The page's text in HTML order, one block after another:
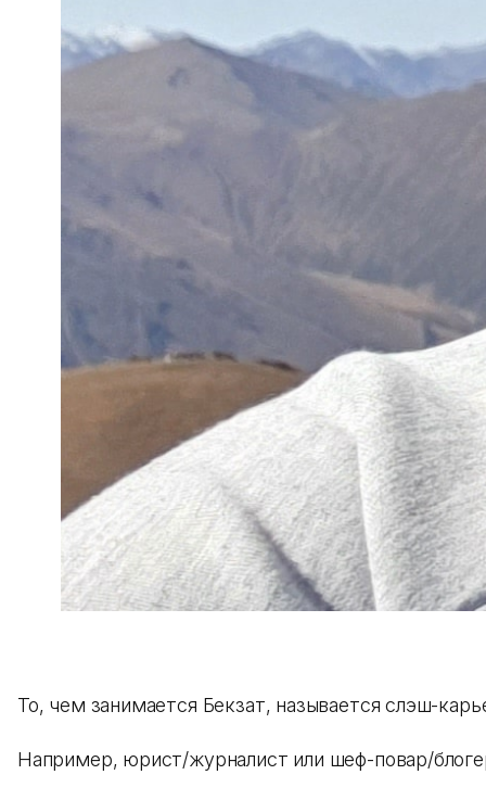
То, чем занимается Бекзат, называется слэш-
Например, юрист/журналист или шеф-повар/